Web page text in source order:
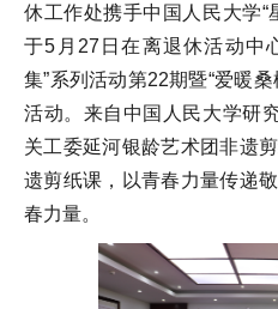
休工作处携手中国人民大学“
于5月27日在离退休活动中
集”系列活动第22期暨“爱暖
活动。来自中国人民大学研
关工委延河银龄艺术团非遗
遗剪纸课，以青春力量传递
春力量。